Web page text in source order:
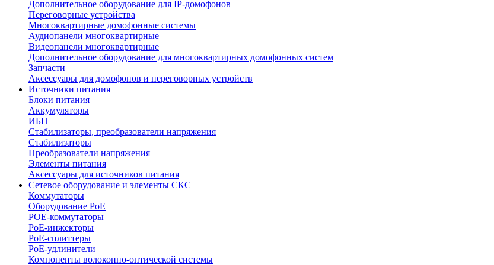
Дополнительное оборудование для IP-домофонов
Переговорные устройства
Многоквартирные домофонные системы
Аудиопанели многоквартирные
Видеопанели многоквартирные
Дополнительное оборудование для многоквартирных домофонных систем
Запчасти
Аксессуары для домофонов и переговорных устройств
Источники питания
Блоки питания
Аккумуляторы
ИБП
Стабилизаторы, преобразователи напряжения
Стабилизаторы
Преобразователи напряжения
Элементы питания
Аксессуары для источников питания
Сетевое оборудование и элементы СКС
Коммутаторы
Оборудование PoE
POE-коммутаторы
PoE-инжекторы
PoE-сплиттеры
PoE-удлинители
Компоненты волоконно-оптической системы